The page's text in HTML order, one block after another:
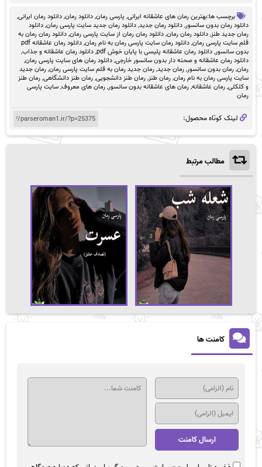
برچسب ها:بهترین رمان های عاشقانه ایرانی, پارسی رمان,دانلود رمان,دانلود رمان ایرانی,
دانلود رمان بدون سانسور,دانلود رمان جدید,دانلود رمان جدید سایت پارسی رمان,دانلود
رمان جدید طنز,دانلود رمان رمان,دانلود رمان رمان از سایت پارسی رمان,دانلود رمان رمان به
قلم سایت پارسی رمان,دانلود رمان سایت پارسی رمان به نام رمان,
دانلود رمان عاشقانه pdf
بدون سانسور,دانلود رمان عاشقانه پلیسی با پایان خوش pdf ,دانلود رمان عاشقانه و جذاب,
دانلود رمان عاشقانه و صحنه دار بدون سانسور خارجی,دانلود رمان های سایت پارسی رمان,
رمان,رمان بدون سانسور,رمان جدید,رمان جدید رمان به قلم سایت پارسی رمان,رمان جدید
سایت پارسی رمان به نام رمان,رمان طنز,رمان طنز دانشجویی,رمان طنز دانشگاهی,رمان طنز
و کلکلی,رمان عاشقانه,رمان های عاشقانه بدون سانسور,رمان های معروف,سایت پارسی
رمان
لینک کوتاه محصول:
مطالب مرتبط
کامنت ها